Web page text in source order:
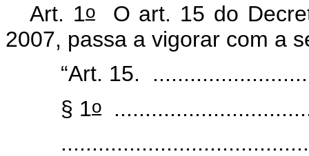
Art. 1oO art. 15 do
2007, passa a vigorar com a
“Art. 15.
§ 1o